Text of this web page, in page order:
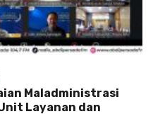
Maladministrasi
Layanan dan